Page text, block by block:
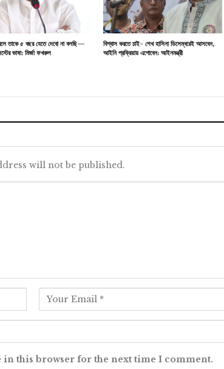
তাকে ৫ বছর যেতে দেবো না বলছি—
ভাষা: মির্জা ফখরুল
বিশ্বাস করতে চাই- শেখ হাসিনা ডিসেম্বরেই আসবেন,
আইনি প্রক্রিয়ায় এগোবেন: আইনমন্ত্রী
will not be published.
in this browser for the next time I comment.